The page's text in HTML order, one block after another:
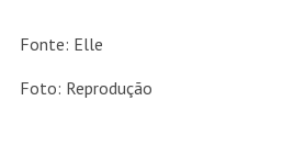
Fonte: Elle
Foto: Reprodução